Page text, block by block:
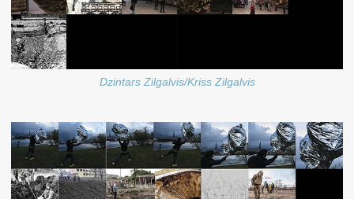
Dzintars Zilgalvis/Kriss Zilgalvis